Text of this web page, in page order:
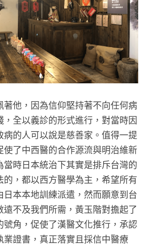
著他，因為信仰堅持著不向任何病
，全以義診的形式進行，對當時因
病的人可以說是慈善家。值得一提
使了中西醫的合作源流與明治維新
當時日本統治下其實是排斥台灣的
的，都以西方醫學為主，希望所有
日本本地訓練派遣，然而願意到台
遠不及我們所需，黃玉階對擔起了
號角，促使了漢醫文化推行，承認
業證書，真正落實且採信中醫療